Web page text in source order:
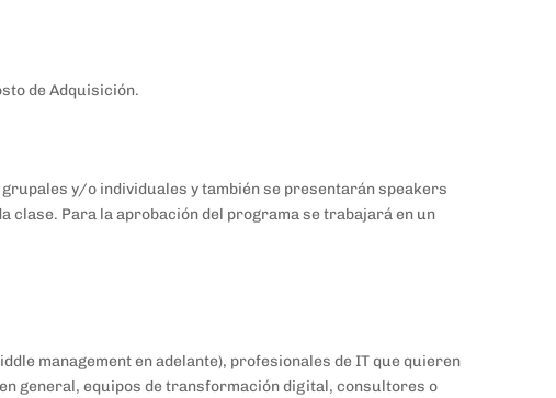
de Adquisición.
y/o individuales y también se presentarán speakers
Para la aprobación del programa se trabajará en un
management en adelante), profesionales de IT que quieren
general, equipos de transformación digital, consultores o